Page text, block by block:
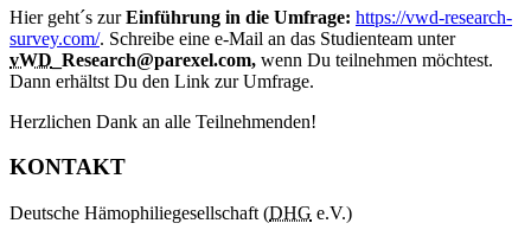
Hier geht´s zurEinführung in die Umfrage: https://vwd-research-
survey.com/. Schreibe eine e-Mail an das Studienteam unter
vWD _Research@parexel.com, wenn Du teilnehmen möchtest.
Dann erhältst Du den Link zur Umfrage.
Herzlichen Dank an alle Teilnehmenden!
KONTAKT
Deutsche Hämophiliegesellschaft (DHG e.V.)